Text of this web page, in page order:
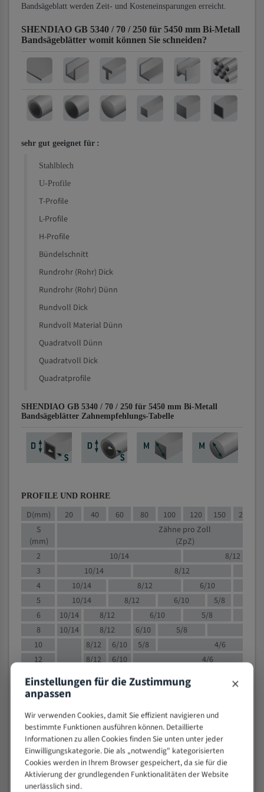
Bandsägeblatt werden Zeit- und Kosteneinsparungen erreicht.
SHENDIAO GB 5340 / 70 / 250 für 5450 mm Bi-Metall
Bandsägeblätter womit können Sie schneiden?
sehr gut geeignet für :
Stahlblech
U-Profile
T-Profile
L-Profile
H-Profile
Bündelschnitt
Rundrohr (Rohr) Dick
Rundrohr (Rohr) Dünn
Rundvoll Dick
Rundvoll Material Dünn
Quadratvoll Dünn
Quadratvoll Dick
Quadratprofile
SHENDIAO GB 5340 / 70 / 250 für 5450 mm Bi-Metall
Bandsägeblätter Zahnempfehlungs-Tabelle
PROFILE UND ROHRE
D(mm) 20 40 60 80 100 120 150 200
S
(mm)
Zähne pro Zoll
(ZpZ)
2
10/14
8/12
3
10/14 8/12
4
10/14 8/12 6/10
5
10/14 8/12 6/10
5/8
6
10/14 8/12 6/10
5/8
8
10/14 8/12 6/10 5/8
10
8/12 6/10 5/8
4/6
12
8/12 6/10
4/6
8/12 6/10
20
4/6
50
4/5
80
> 100
VOLLMATERIAL
Einstellungen für die Zustimmung
anpassen ×
Wir verwenden Cookies, damit Sie effizient navigieren und
bestimmte Funktionen ausführen können. Detaillierte
Informationen zu allen Cookies finden Sie unten unter jeder
Einwilligungskategorie. Die als „notwendig" kategorisierten
Cookies werden in Ihrem Browser gespeichert, da sie für die
Aktivierung der grundlegenden Funktionalitäten der Website
unerlässlich sind.